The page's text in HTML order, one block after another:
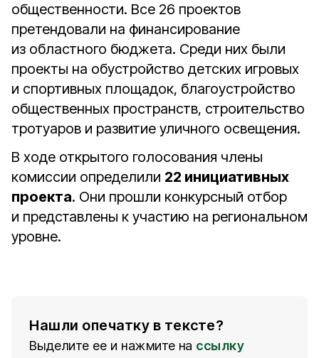
общественности. Все 26 проектов
претендовали на финансирование
из областного бюджета. Среди них были
проекты на обустройство детских игровых
и спортивных площадок, благоустройство
общественных пространств, строительство
тротуаров и развитие уличного освещения.
В ходе открытого голосования члены
комиссии определили 22 инициативных
проекта. Они прошли конкурсный отбор
и представлены к участию на региональном
уровне.
Нашли опечатку в тексте?
Выделите ее и нажмите на ссылку